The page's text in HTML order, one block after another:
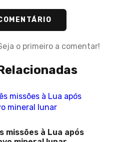
o primeiro a comentar!
missões à Lua após